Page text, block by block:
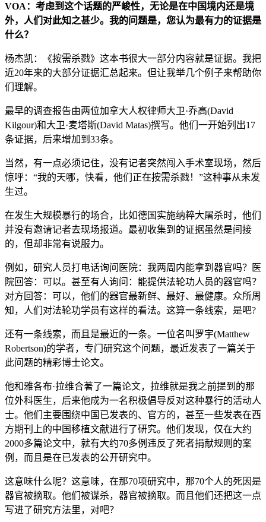
VOA：考虑到这个话题的严峻性，无论是在中国境内还是境
外，人们对此知之甚少。我的问题是，您认为最有力的证据是
什么？
杨杰凯：《按需杀戮》这本书很大一部分内容就是证据。我把
近20年来的大部分证据汇总起来。但让我举几个例子来帮助你
们理解。
最早的调查报告由两位加拿大人权律师大卫·乔高(David
Kilgour)和大卫·麦塔斯(David Matas)撰写。他们一开始列出17
条证据，后来增加到33条。
当然，有一点必须记住，没有记者突然闯入手术室现场，然后
惊呼：“我的天哪，快看，他们正在按需杀戮！”这种事从未发
生过。
在发生大规模暴行的场合，比如德国实施纳粹大屠杀时，他们
并没有邀请记者去现场报道。最初收集到的证据虽然是间接
的，但却非常有说服力。
例如，研究人员打电话询问医院：我两周内能拿到器官吗？医
院回答：可以。甚至有人询问：能提供法轮功人员的器官吗？
对方回答：可以，他们的器官最新鲜、最好、最健康。众所周
知，人们对法轮功学员有这样的看法。这算一条线索，是吧?
还有一条线索，而且是最近的一条。一位名叫罗宇(Matthew
Robertson)的学者，专门研究这个问题，最近发表了一篇关于
此问题的精彩博士论文。
他和雅各布·拉维合著了一篇论文，拉维就是我之前提到的那
位外科医生，后来他成为一名积极倡导反对这种暴行的活动人
士。他们主要围绕中国已发表的、官方的，甚至一些发表在西
方期刊上的中国移植文献进行了研究。他们发现，仅在大约
2000多篇论文中，就有大约70多例违反了死者捐献规则的案
例，而且是在已发表的公开研究中。
这意味什么呢？这意味，在那70项研究中，那70个人的死因是
器官被摘取。他们被谋杀，器官被摘取。而且他们还把这一点
写进了研究方法里，对吧？